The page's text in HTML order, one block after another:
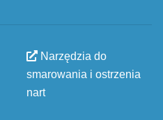
Narzędzia do
smarowania i ostrzenia
nart